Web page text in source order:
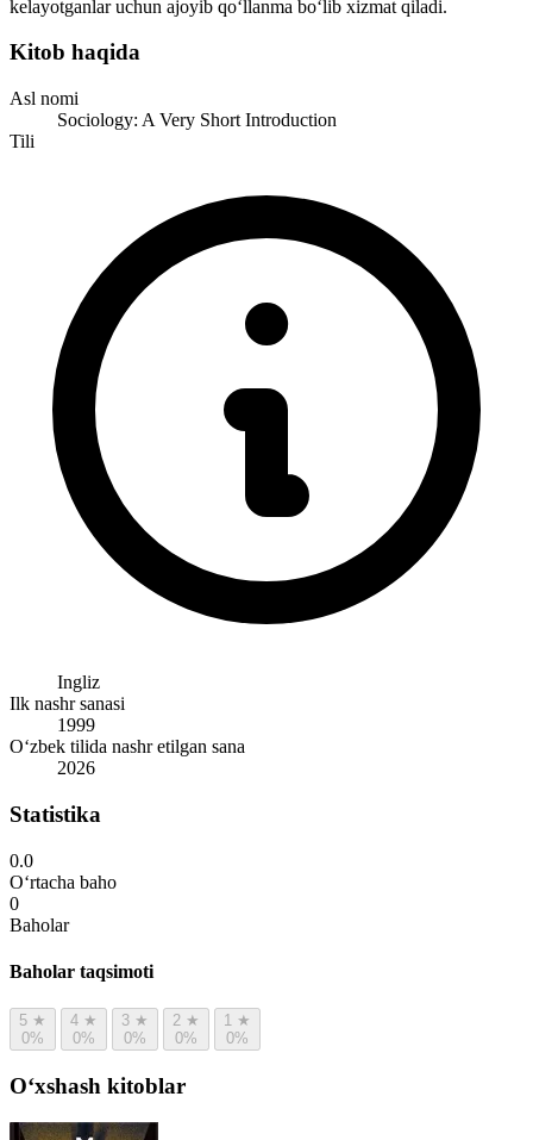
kelayotganlar uchun ajoyib qo‘llanma bo‘lib xizmat qiladi.
Kitob haqida
Asl nomi
Sociology: A Very Short Introduction
Tili
Ingliz
Ilk nashr sanasi
1999
O‘zbek tilida nashr etilgan sana
2026
Statistika
0.0
O‘rtacha baho
0
Baholar
Baholar taqsimoti
5 ★
0%
4 ★
0%
3 ★
0%
2 ★
0%
1 ★
0%
Oʻxshash kitoblar